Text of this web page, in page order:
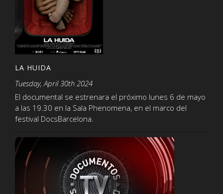
LA HUIDA
Tuesday, April 30th 2024
El documental se estrenara el próximo lunes 6 de mayo
a las 19.30 en la Sala Phenomena, en el marco del
festival DocsBarcelona.